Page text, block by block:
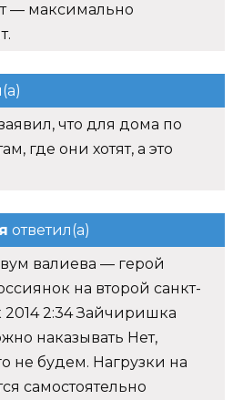
— максимально
что для дома по
где они хотят, а это
ответил(а)
валиева — герой
на второй санкт-
2014 2:34 Зайчиришка
наказывать Нет,
не будем. Нагрузки на
самостоятельно